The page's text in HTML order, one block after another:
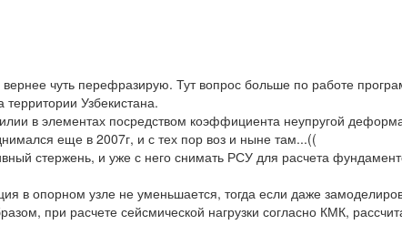
чуть перефразирую. Тут вопрос больше по работе
Узбекистана.
в элементах посредством коэффициента неупругой
еще в 2007г, и с тех пор воз и ныне там...((
стержень, и уже с него снимать РСУ для расчета
в опорном узле не уменьшается, тогда если даже
при расчете сейсмической нагрузки согласно КМК,